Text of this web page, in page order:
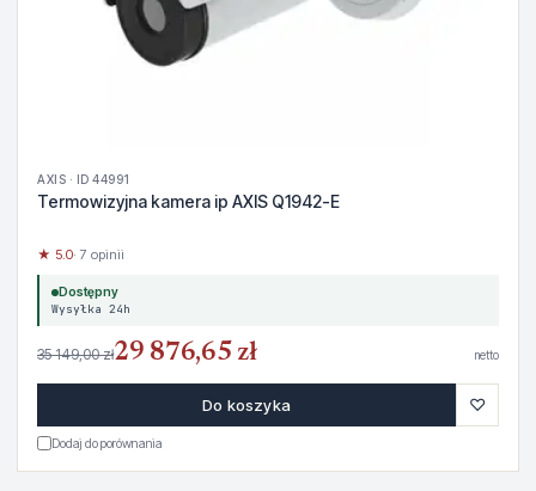
AXIS · ID 44991
Termowizyjna kamera ip AXIS Q1942-E
★ 5.0· 7 opinii
Dostępny
Wysyłka 24h
35 149,00 zł29 876,65 zł netto
Do koszyka ♡
Dodaj do porównania